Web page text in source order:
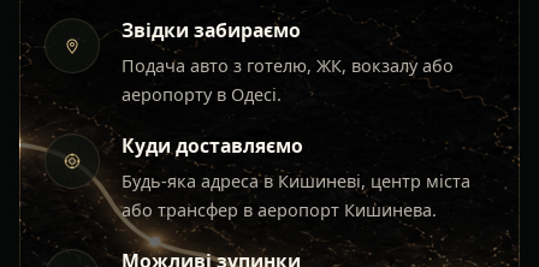
Звідки забираємо
Подача авто з готелю, ЖК, вокзалу або
аеропорту в Одесі.
Куди доставляємо
Будь-яка адреса в Кишиневі, центр міста
або трансфер в аеропорт Кишинева.
Можливі зупинки